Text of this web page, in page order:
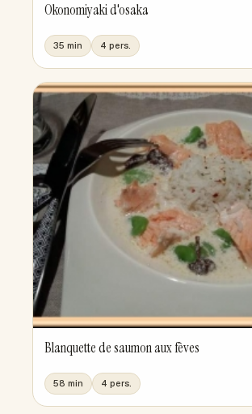
Okonomiyaki d'osaka
35 min 4 pers.
Blanquette de saumon aux fèves
58 min 4 pers.